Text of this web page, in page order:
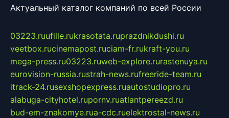
Актуальный каталог компаний по всей России
03223.ruufille.rukrasotata.ruprazdnikdushi.ru
veetbox.rucinemapost.ruciam-fr.rukraft-you.ru
mega-press.ru03223.ruweb-explore.rurastenuya.ru
eurovision-russia.rustrah-news.rufreeride-team.ru
itrack-24.rusexshopexpress.ruautostudiopro.ru
alabuga-cityhotel.rupornv.ruatlantpereezd.ru
bud-em-znakomye.rua-cdc.ruelektrostal-news.ru